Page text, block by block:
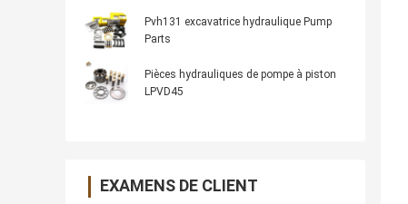
Pvh131 excavatrice hydraulique Pump
Parts
Pièces hydrauliques de pompe à piston
LPVD45
EXAMENS DE CLIENT